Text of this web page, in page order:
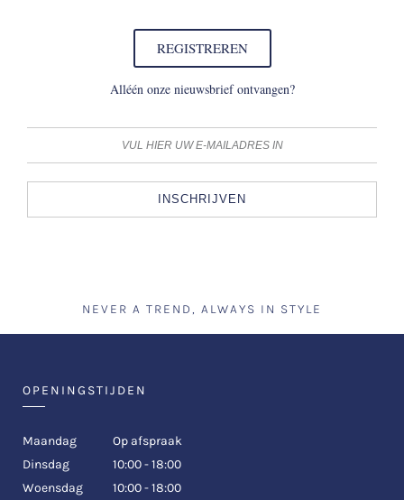
REGISTREREN
Alléén onze nieuwsbrief ontvangen?
INSCHRIJVEN
NEVER A TREND, ALWAYS IN STYLE
OPENINGSTIJDEN
Maandag
Op afspraak
Dinsdag
10:00 - 18:00
Woensdag
10:00 - 18:00